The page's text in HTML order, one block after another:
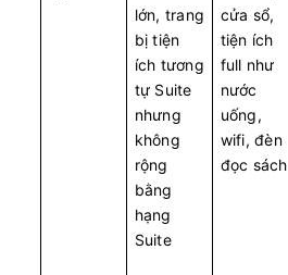
lớn, trang
bị tiện
ích tương
tự Suite
nhưng
không
rộng
bằng
hạng
Suite
cửa sổ,
tiện ích
full như
nước
uống,
wifi, đèn
đọc sách